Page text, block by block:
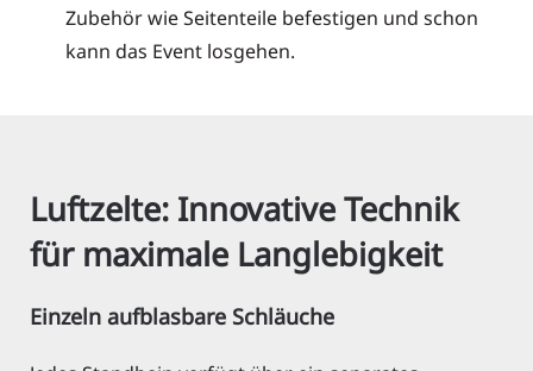
Zubehör wie Seitenteile befestigen und schon
kann das Event losgehen.
Luftzelte: Innovative Technik
für maximale Langlebigkeit
Einzeln aufblasbare Schläuche